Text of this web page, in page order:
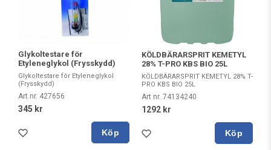
Glykoltestare för
Etyleneglykol (Frysskydd)
Glykoltestare för Etyleneglykol
(Frysskydd)
Art nr. 427656
345 kr
Köp
KÖLDBÄRARSPRIT KEMETYL
28% T-PRO KBS BIO 25L
KÖLDBÄRARSPRIT KEMETYL 28% T-
PRO KBS BIO 25L
Art nr. 74134240
1292 kr
Köp